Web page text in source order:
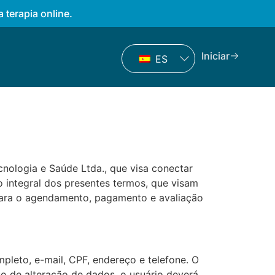
terapia online.
ES Iniciar
e Saúde Ltda., que visa conectar
dos presentes termos, que visam
o agendamento, pagamento e avaliação
e-mail, CPF, endereço e telefone. O